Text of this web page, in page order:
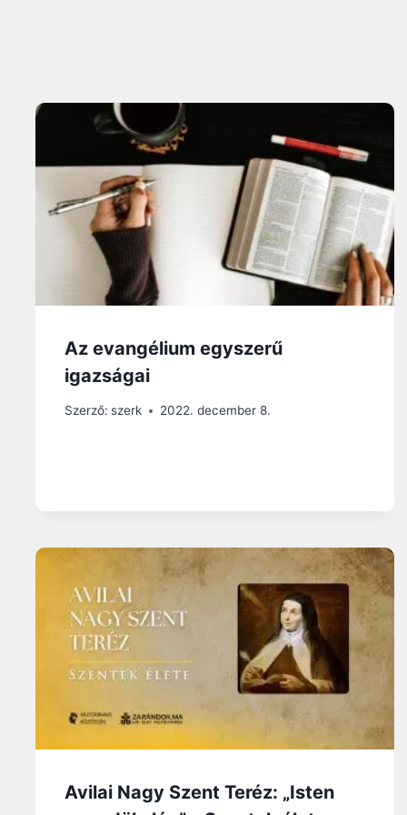
Az evangélium egyszerű
igazságai
Szerző: szerk 2022. december 8.
Avilai Nagy Szent Teréz: „Isten